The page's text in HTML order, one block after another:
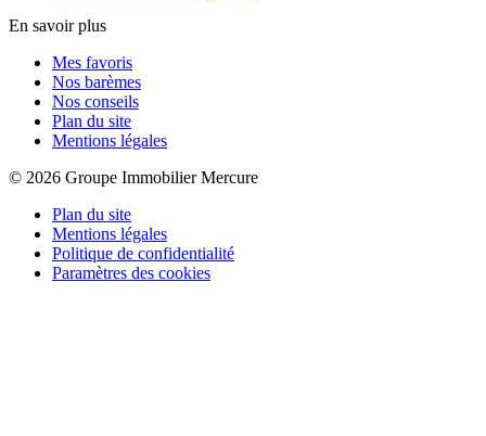
En savoir plus
Mes favoris
Nos barèmes
Nos conseils
Plan du site
Mentions légales
© 2026 Groupe Immobilier Mercure
Plan du site
Mentions légales
Politique de confidentialité
Paramètres des cookies